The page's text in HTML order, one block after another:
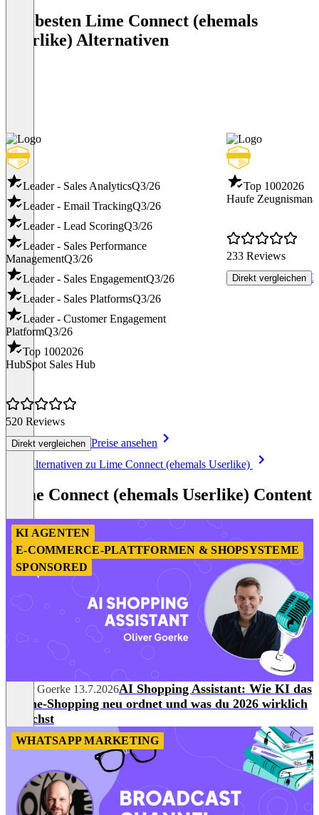
Die besten Lime Connect (ehemals
Userlike) Alternativen
Leader - Sales AnalyticsQ3/26
Leader - Email TrackingQ3/26
Leader - Lead ScoringQ3/26
Leader - Sales Performance
ManagementQ3/26
Leader - Sales EngagementQ3/26
Leader - Sales PlatformsQ3/26
Leader - Customer Engagement
PlatformQ3/26
Top 1002026
HubSpot Sales Hub
520 Reviews
Direkt vergleichen Preise ansehen
Top 1002026
Haufe
233 Reviews
Direkt vergleichen
Alle Alternativen zu Lime Connect (ehemals Userlike)
Lime Connect (ehemals Userlike) Content
KI AGENTEN
E-COMMERCE-PLATTFORMEN & SHOPSYSTEME
SPONSORED
Oliver Goerke 13.7.2026AI Shopping Assistant: Wie KI das
Online-Shopping neu ordnet und was du 2026 wirklich
brauchst
WHATSAPP MARKETING